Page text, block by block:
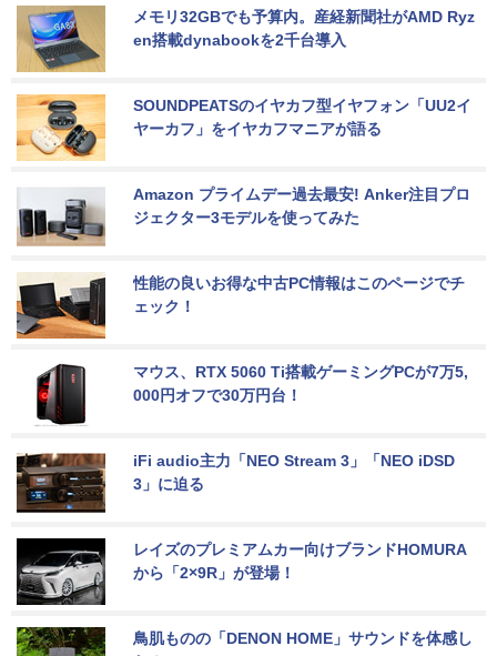
メモリ32GBでも予算内。産経新聞社がAMD Ryz
en搭載dynabookを2千台導入
SOUNDPEATSのイヤカフ型イヤフォン「UU2イ
ヤーカフ」をイヤカフマニアが語る
Amazon プライムデー過去最安! Anker注目プロ
ジェクター3モデルを使ってみた
性能の良いお得な中古PC情報はこのページでチ
ェック！
マウス、RTX 5060 Ti搭載ゲーミングPCが7万5,
000円オフで30万円台！
iFi audio主力「NEO Stream 3」「NEO iDSD
3」に迫る
レイズのプレミアムカー向けブランドHOMURA
から「2×9R」が登場！
鳥肌ものの「DENON HOME」サウンドを体感し